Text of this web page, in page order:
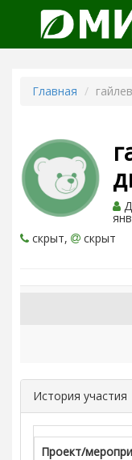
Главная
скрыт,
скрыт
История участия
Проект/